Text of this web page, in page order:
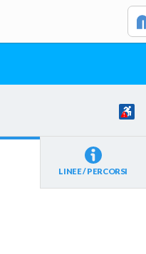
LINEE / PERCORSI